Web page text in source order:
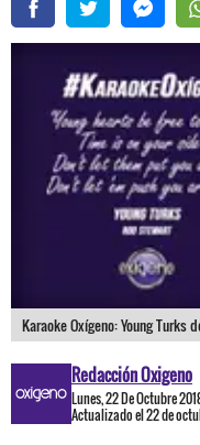
Karaoke Oxígeno: Young Turks
Redacción Oxigeno
Lunes, 22 De Octubre
Actualizado el 22 de